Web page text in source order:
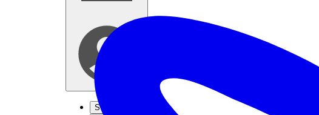
S'inscrire